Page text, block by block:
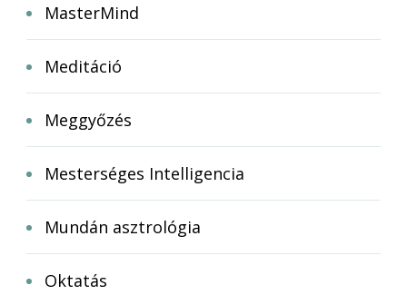
MasterMind
Meditáció
Meggyőzés
Mesterséges Intelligencia
Mundán asztrológia
Oktatás